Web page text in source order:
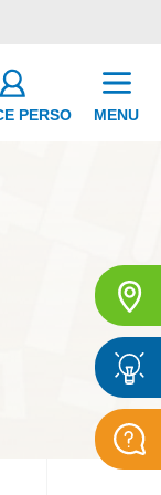
PERSO MENU